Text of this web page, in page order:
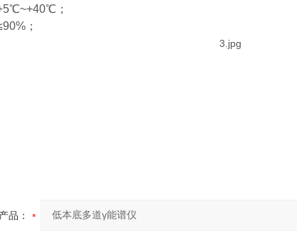
；
；
产品：